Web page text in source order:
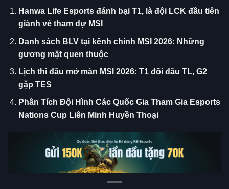
Hanwa Life Esports đánh bại T1, là đội LCK đầu tiên
giành vé tham dự MSI
Danh sách BLV tại kênh chính MSI 2026: Những
gương mặt quen thuộc
Lịch thi đấu mở màn MSI 2026: T1 đối đầu TL, G2
gặp TES
Phân Tích Đội Hình Các Quốc Gia Tham Gia Esports
Nations Cup Liên Minh Huyền Thoại